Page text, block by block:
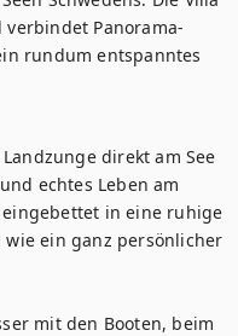
Panorama-
rundum entspanntes
direkt am See
echtes Leben am
eingebettet in eine ruhige
ein ganz persönlicher
mit den Booten, beim